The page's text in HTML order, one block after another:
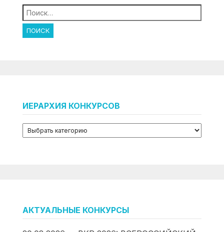
Найти:
ИЕРАРХИЯ КОНКУРСОВ
АКТУАЛЬНЫЕ КОНКУРСЫ